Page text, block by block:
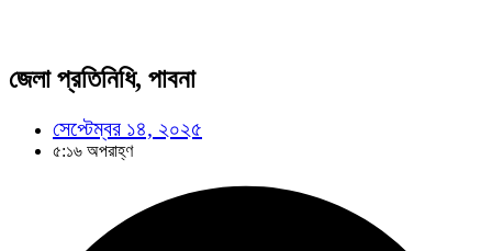
জেলা প্রতিনিধি, পাবনা
সেপ্টেম্বর ১৪, ২০২৫
৫:১৬ অপরাহ্ণ